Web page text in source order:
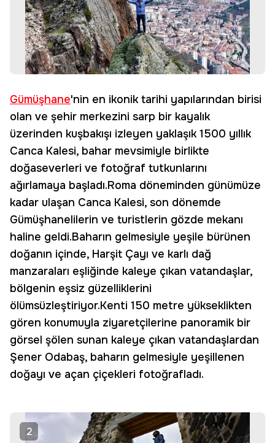
Gümüşhane'nin en ikonik tarihi yapılarından birisi
olan ve şehir merkezini sarp bir kayalık
üzerinden kuşbakışı izleyen yaklaşık 1500 yıllık
Canca Kalesi, bahar mevsimiyle birlikte
doğaseverleri ve fotoğraf tutkunlarını
ağırlamaya başladı.Roma döneminden günümüze
kadar ulaşan Canca Kalesi, son dönemde
Gümüşhanelilerin ve turistlerin gözde mekanı
haline geldi.Baharın gelmesiyle yeşile bürünen
doğanın içinde, Harşit Çayı ve karlı dağ
manzaraları eşliğinde kaleye çıkan vatandaşlar,
bölgenin eşsiz güzelliklerini
ölümsüzleştiriyor.Kenti 150 metre yükseklikten
gören konumuyla ziyaretçilerine panoramik bir
görsel şölen sunan kaleye çıkan vatandaşlardan
Şener Odabaş, baharın gelmesiyle yeşillenen
doğayı ve açan çiçekleri fotoğrafladı.
2